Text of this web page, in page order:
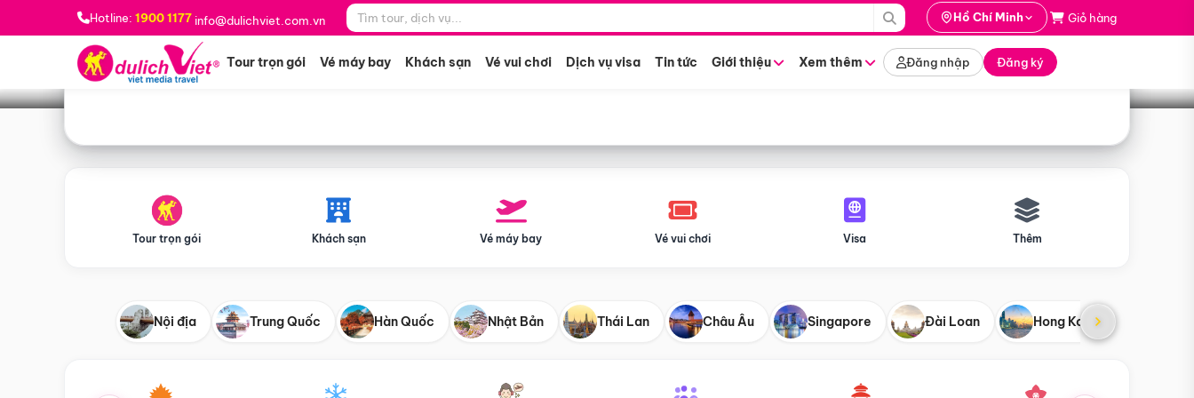
Hotline: 1900 1177 info@dulichviet.com.vn Hồ Chí Minh Giỏ hàng
Tour trọn gói Vé máy bay Khách sạn Vé vui chơi Dịch vụ visa Tin tức Giới thiệu Xem thêm Đăng nhập Đăng ký
Bạn muốn đi đâu? *
Tìm tour
Tour trọn gói Khách sạn Vé máy bay Vé vui chơi Visa Thêm
Nội địa Trung Quốc Hàn Quốc Nhật Bản Thái Lan Châu Âu Singapore Đài Loan Hong Kong